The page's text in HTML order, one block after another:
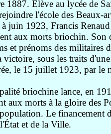
1887. Élève au lycée de
l'école des Beaux-
juin 1923, Francis Renaud
aux morts briochin. Son
et prénoms des militaires
sous les traits
le 15 juillet 1923, par le
briochine lance, en
aux morts à la gloire des
Le financement
et de la Ville.